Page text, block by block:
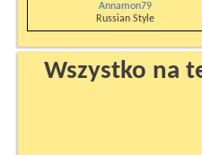
Annamon79
Russian Style
Wszystko na